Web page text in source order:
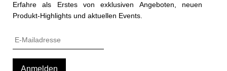
Erfahre als Erstes von exklusiven Angeboten, neuen
Produkt-Highlights und aktuellen Events.